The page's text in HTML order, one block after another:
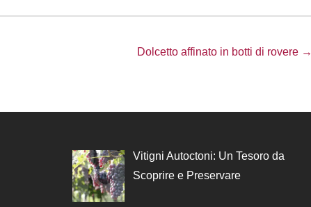
Dolcetto affinato in botti di rovere →
Vitigni Autoctoni: Un Tesoro da
Scoprire e Preservare